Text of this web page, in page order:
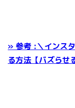
» 参考 :＼インス
る方法【バズらせ